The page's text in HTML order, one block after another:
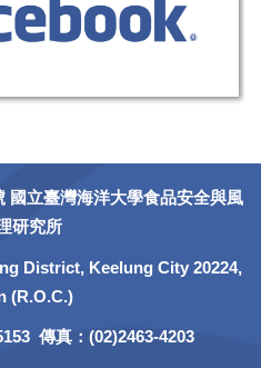
國立臺灣海洋大學食品安全與風
研究所
District, Keelung City 20224,
(R.O.C.)
傳真：(02)2463-4203